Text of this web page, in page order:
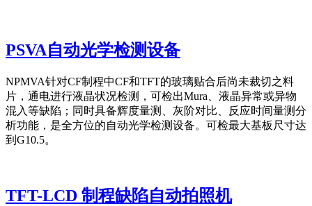
PSVA自动光学检测设备
NPMVA针对CF制程中CF和TFT的玻璃贴合后尚未裁切之料
片，通电进行液晶状况检测，可检出Mura、液晶异常或异物
混入等缺陷；同时具备辉度量测、灰阶对比、反应时间量测分
析功能，是全方位的自动光学检测设备。可检最大基板尺寸达
到G10.5。
TFT-LCD 制程缺陷自动拍照机